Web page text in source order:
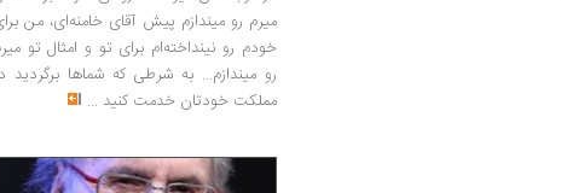
میرم رو میندازم پیش آقای خامنه‌ای، من
خودم رو نینداخته‌ام برای تو و امثال تو
رو میندازم... به شرطی که شماها برگردید
مملکت خودتان خدمت کنید ...